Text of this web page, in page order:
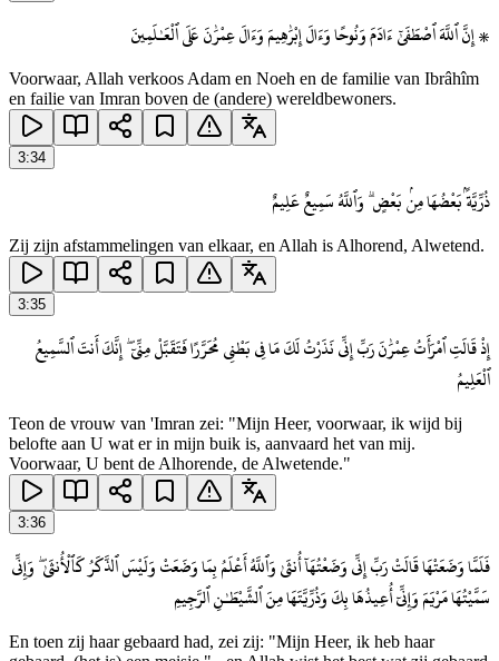
۞ إِنَّ ٱللَّهَ ٱصْطَفَىٰٓ ءَادَمَ وَنُوحًا وَءَالَ إِبْرَٰهِيمَ وَءَالَ عِمْرَٰنَ عَلَى ٱلْعَـٰلَمِينَ
Voorwaar, Allah verkoos Adam en Noeh en de familie van Ibrâhîm
en failie van Imran boven de (andere) wereldbewoners.
3:34
ذُرِّيَّةًۢ بَعْضُهَا مِنۢ بَعْضٍ ۗ وَٱللَّهُ سَمِيعٌ عَلِيمٌ
Zij zijn afstammelingen van elkaar, en Allah is Alhorend, Alwetend.
3:35
إِذْ قَالَتِ ٱمْرَأَتُ عِمْرَٰنَ رَبِّ إِنِّى نَذَرْتُ لَكَ مَا فِى بَطْنِى مُحَرَّرًا فَتَقَبَّلْ مِنِّىٓ ۖ إِنَّكَ أَنتَ ٱلسَّمِيعُ
ٱلْعَلِيمُ
Teon de vrouw van 'Imran zei: "Mijn Heer, voorwaar, ik wijd bij
belofte aan U wat er in mijn buik is, aanvaard het van mij.
Voorwaar, U bent de Alhorende, de Alwetende."
3:36
فَلَمَّا وَضَعَتْهَا قَالَتْ رَبِّ إِنِّى وَضَعْتُهَآ أُنثَىٰ وَٱللَّهُ أَعْلَمُ بِمَا وَضَعَتْ وَلَيْسَ ٱلذَّكَرُ كَٱلْأُنثَىٰ ۖ وَإِنِّى
سَمَّيْتُهَا مَرْيَمَ وَإِنِّىٓ أُعِيذُهَا بِكَ وَذُرِّيَّتَهَا مِنَ ٱلشَّيْطَـٰنِ ٱلرَّجِيمِ
En toen zij haar gebaard had, zei zij: "Mijn Heer, ik heb haar